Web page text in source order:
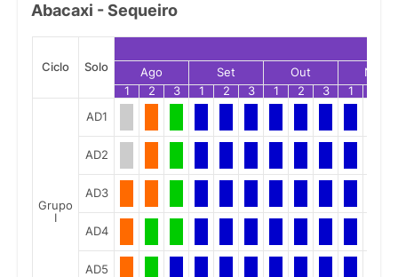
Abacaxi - Sequeiro
Ciclo Solo Ago Set Out
Nov
1
2 3 1 2 3 1 2 3 1
Grupo
I
AD1
AD2
AD3
AD4
AD5